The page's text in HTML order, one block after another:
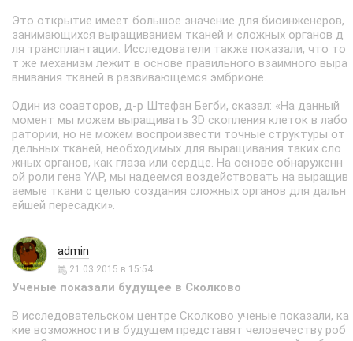
Это открытие имеет большое значение для биоинженеров,
занимающихся выращиванием тканей и сложных органов д
ля трансплантации. Исследователи также показали, что то
т же механизм лежит в основе правильного взаимного выра
внивания тканей в развивающемся эмбрионе.
Один из соавторов, д-р Штефан Бегби, сказал: «На данный
момент мы можем выращивать 3D скопления клеток в лабо
ратории, но не можем воспроизвести точные структуры от
дельных тканей, необходимых для выращивания таких сло
жных органов, как глаза или сердце. На основе обнаруженн
ой роли гена YAP, мы надеемся воздействовать на выращив
аемые ткани с целью создания сложных органов для дальн
ейшей пересадки».
admin
21.03.2015 в 15:54
Ученые показали будущее в Сколково
В исследовательском центре Сколково ученые показали, ка
кие возможности в будущем представят человечеству роб